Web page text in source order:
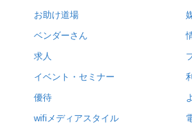
お助け道場
ベンダーさん
求人
イベント・セミナー
優待
wifiメディアスタイル